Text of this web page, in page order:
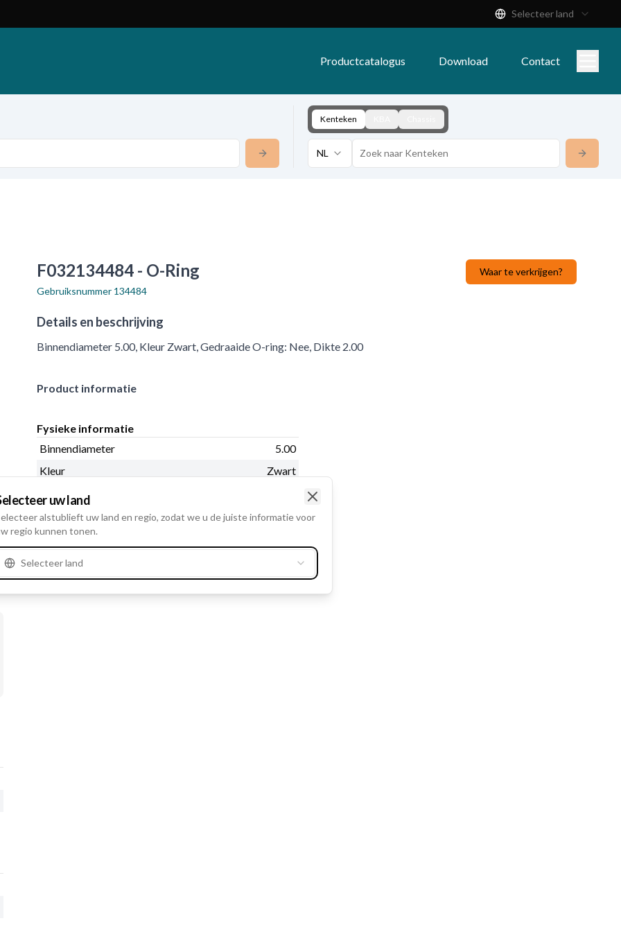
Selecteer land
Productcatalogus Download Contact
Kenteken
NL
F032134484 - O-Ring
Waar te verkrijgen?
Gebruiksnummer 134484
Details en beschrijving
Binnendiameter 5.00, Kleur Zwart, Gedraaide O-ring: Nee, Dikte 2.00
Product informatie
Fysieke informatie
Binnendiameter
5.00
Kleur
Zwart
Gedraaide O-ring:
Dikte
2.00
uw land
alstublieft uw land en regio, zodat we u de juiste informatie voor
regio kunnen tonen.
Selecteer land